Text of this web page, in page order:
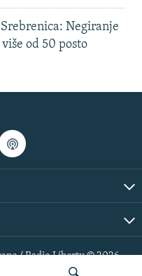
Negiranje
od 50 posto
/ Radio Liberty © 2026